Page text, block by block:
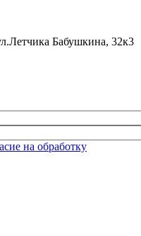
Бабушкина, 32к3
на обработку